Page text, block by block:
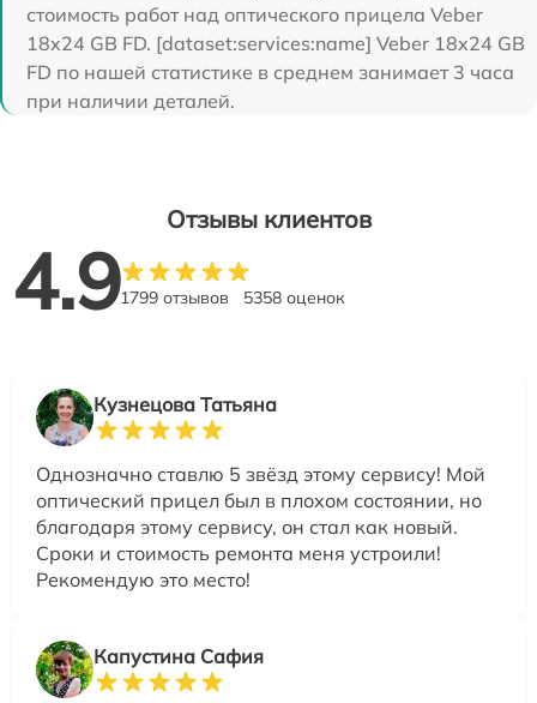
стоимость работ над оптического прицела Veber
18x24 GB FD. [dataset:services:name] Veber 18x24 GB
FD по нашей статистике в среднем занимает 3 часа
при наличии деталей.
Отзывы клиентов
4.91799 отзывов 5358 оценок
Кузнецова Татьяна
Однозначно ставлю 5 звёзд этому сервису! Мой
оптический прицел был в плохом состоянии, но
благодаря этому сервису, он стал как новый.
Сроки и стоимость ремонта меня устроили!
Рекомендую это место!
Капустина Сафия